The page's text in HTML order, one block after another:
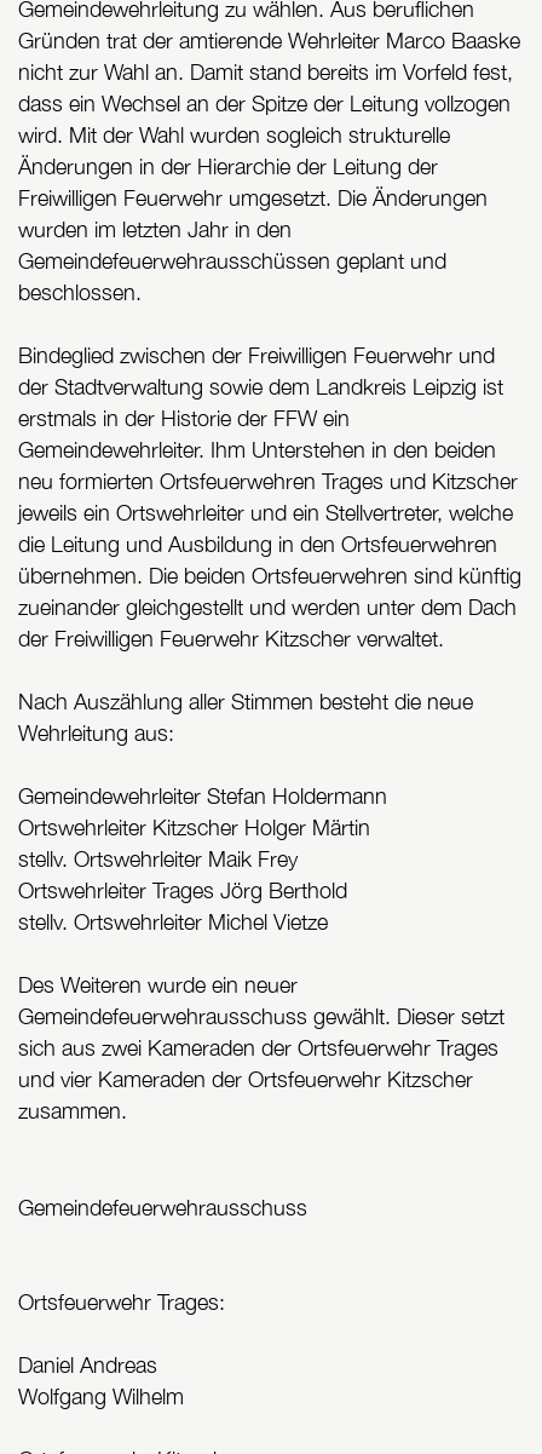
Gemeindewehrleitung zu wählen. Aus beruflichen
Gründen trat der amtierende Wehrleiter Marco Baaske
nicht zur Wahl an. Damit stand bereits im Vorfeld fest,
dass ein Wechsel an der Spitze der Leitung vollzogen
wird. Mit der Wahl wurden sogleich strukturelle
Änderungen in der Hierarchie der Leitung der
Freiwilligen Feuerwehr umgesetzt. Die Änderungen
wurden im letzten Jahr in den
Gemeindefeuerwehrausschüssen geplant und
beschlossen.
Bindeglied zwischen der Freiwilligen Feuerwehr und
der Stadtverwaltung sowie dem Landkreis Leipzig ist
erstmals in der Historie der FFW ein
Gemeindewehrleiter. Ihm Unterstehen in den beiden
neu formierten Ortsfeuerwehren Trages und Kitzscher
jeweils ein Ortswehrleiter und ein Stellvertreter, welche
die Leitung und Ausbildung in den Ortsfeuerwehren
übernehmen. Die beiden Ortsfeuerwehren sind künftig
zueinander gleichgestellt und werden unter dem Dach
der Freiwilligen Feuerwehr Kitzscher verwaltet.
Nach Auszählung aller Stimmen besteht die neue
Wehrleitung aus:
Gemeindewehrleiter Stefan Holdermann
Ortswehrleiter Kitzscher Holger Märtin
stellv. Ortswehrleiter Maik Frey
Ortswehrleiter Trages Jörg Berthold
stellv. Ortswehrleiter Michel Vietze
Des Weiteren wurde ein neuer
Gemeindefeuerwehrausschuss gewählt. Dieser setzt
sich aus zwei Kameraden der Ortsfeuerwehr Trages
und vier Kameraden der Ortsfeuerwehr Kitzscher
zusammen.
Gemeindefeuerwehrausschuss
Ortsfeuerwehr Trages:
Daniel Andreas
Wolfgang Wilhelm